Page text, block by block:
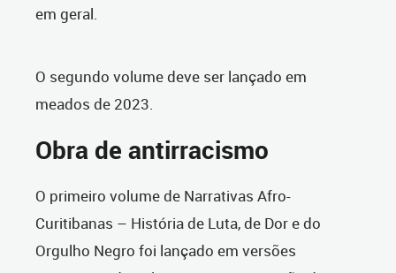
em geral.
O segundo volume deve ser lançado em
meados de 2023.
Obra de antirracismo
O primeiro volume de Narrativas Afro-
Curitibanas – História de Luta, de Dor e do
Orgulho Negro foi lançado em versões